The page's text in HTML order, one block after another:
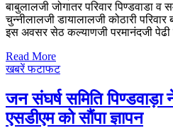
बाबुलालजी जोगातर परिवार पिण्डवाडा व
चुन्नीलालजी डायालालजी कोठारी
इस अवसर सेठ कल्याणजी परमानंदजी
Read More
खबरें फटाफट
जन संघर्ष समिति
एसडीएम को सौंपा ज्ञापन